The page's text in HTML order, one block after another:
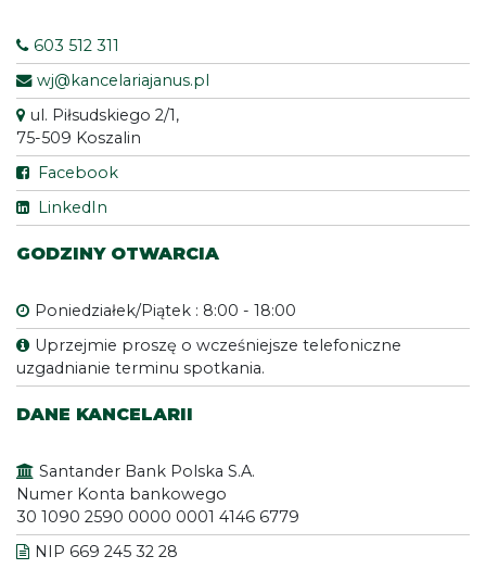
603 512 311
wj@kancelariajanus.pl
ul. Piłsudskiego 2/1,
75-509 Koszalin
Facebook
LinkedIn
GODZINY OTWARCIA
Poniedziałek/Piątek : 8:00 - 18:00
Uprzejmie proszę o wcześniejsze telefoniczne
uzgadnianie terminu spotkania.
DANE KANCELARII
Santander Bank Polska S.A.
Numer Konta bankowego
30 1090 2590 0000 0001 4146 6779
NIP 669 245 32 28